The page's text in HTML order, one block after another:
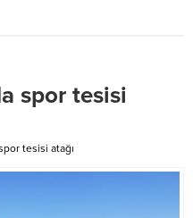
spor tesisi
tesisi atağı